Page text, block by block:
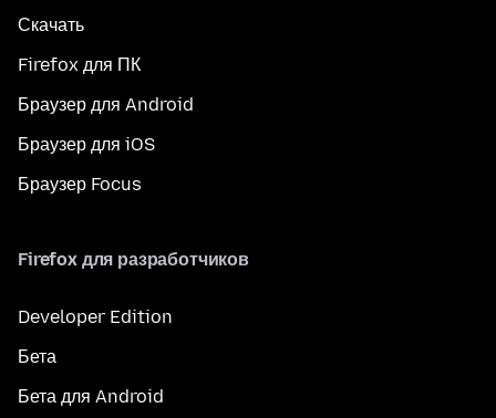
Скачать
Firefox для ПК
Браузер для Android
Браузер для iOS
Браузер Focus
Firefox для разработчиков
Developer Edition
Бета
Бета для Android